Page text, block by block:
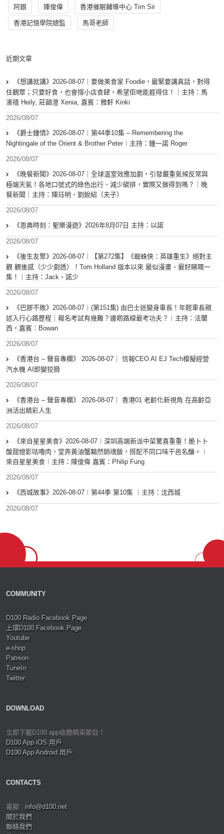
阿銀 陳俊偉 香港催眠輔導中心 Tim Sir
香港記憶學院總監 馬哥老師
近期文章
《想講就講》2026-08-07｜要做美食家 Foodie，最緊要講真話，對得
住觀眾；只要好食，也會撐小店食肆，希望佢哋能捱得住！｜主持：馬
溱禧 Heily, 莊韻澄 Xenia, 嘉賓：雅軒 Kinki
2026/08/07
《爵士鍾情》2026-08-07︱第44季10集 – Remembering the
Nightingale of the Orient & Brother Peter︱主持：鍾一諾 Roger
2026/08/07
《晚餐新聞》2026-08-07｜全球溫室效應加劇，引發嚴重氣候反常與
極端天氣！各地口號式的綠色出行、減少碳排，實際又做得到嗎？｜晚
餐新聞｜主持：陳珏明、劉銳紹（夫子）
2026/08/07
《恩典時刻：聖樂漫遊》2026年8月07日 主持：以諾
2026/08/07
《後生友聚》2026-08-07︱【第272集】《蜘蛛俠：英雄重生》絕對主
觀 觀後感（少少劇透）！Tom Holland 版本以來 最似漫畫、最好睇嘅一
集！｜主持：Jack、諾少
2026/08/07
《巴膠不敗》2026-08-07︱(第151集) 由巴士迷變身車長！年輕車長親
述入行心路歷程｜報名考試有幾難？邊啲路線最考功夫？︱主持：法蘭
西，嘉賓︰Bowan
2026/08/07
《香港台 – 聲音專欄》 2026-08-07｜ 信報CEO AI EJ Tech模擬經營
汽水機 AI即變狡猾
2026/08/07
《香港台 – 聲音專欄》 2026-08-07｜ 香港01 老齡化新視角 在高齡亞
洲活出精彩人生
2026/08/07
《來自星星美食》2026-08-07︱深圳高端新派中菜驚喜重重！脆卜卜
酸甜燈影咕嚕肉，堂弄黃油蟹黯然銷魂飯，搭配不同口味干邑名釀。︱
來自星星美食︱主持：陳俊偉 嘉賓：Philip Fung
2026/08/07
《西城故事》2026-08-07︱第44季 第10集 ︱主持：沈西城
2026/08/07
COMMUNITY
D100 Radio Facebook Page
上環D100 Facebook Page
Youtube
e-shop
Patreon
TuneIn
Twitter
DOWNLOAD
立即下載D100 app收聽精采節目！
D100 App iOS 用戶
D100 App Android 用戶
CONTACTS
電郵 : info@d100.net
關於我們
聯絡我們